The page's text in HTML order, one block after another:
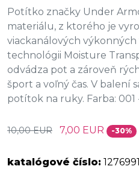
Potítko značky Under
materiálu, z ktorého je
viackanálových výkonných
technológii Moisture
odvádza pot a zároveň
šport a voľný čas. V balení
potítok na ruky. Farba: 001
10,00 EUR 7,00 EUR -30%
katalógové číslo: 1276991